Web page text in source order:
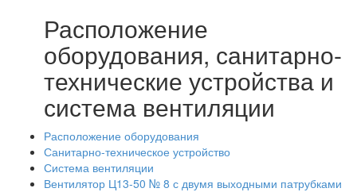
Расположение
оборудования, санитарно-
технические устройства и
система вентиляции
Расположение оборудования
Санитарно-техническое устройство
Система вентиляции
Вентилятор Ц13-50 № 8 с двумя выходными патрубками